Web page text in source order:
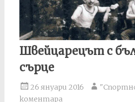
Швейцарецът с
сърце
26 януари 2016
коментара